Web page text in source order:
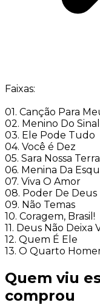
Faixas:
01. Canção Para
02. Menino Do
03. Ele Pode Tudo
04. Você é Dez
05. Sara Nossa Terra
06. Menina Da
07. Viva O Amor
08. Poder De Deus
09. Não Temas
10. Coragem, Brasil!
11. Deus Não Deixa
12. Quem É Ele
13. O Quarto
Quem viu
comprou